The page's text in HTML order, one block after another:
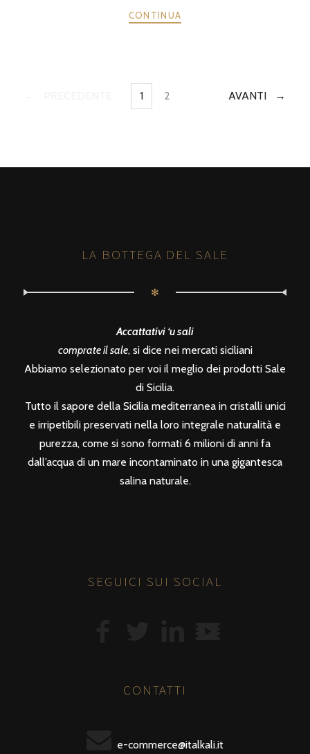
CONTINUA
PAGINE
1 2 AVANTI
LA BOTTEGA DEL SALE
✻
Accattativi ‘u sali
comprate il sale, si dice nei mercati siciliani
Abbiamo selezionato per voi il meglio dei prodotti Sale
di Sicilia.
Tutto il sapore della Sicilia mediterranea in cristalli unici
e irripetibili preservati nella loro integrale naturalità e
purezza, come si sono formati 6 milioni di anni fa
dall’acqua di un mare incontaminato in una gigantesca
salina naturale.
SEGUICI SUI SOCIAL
CONTATTI
e-commerce@italkali.it